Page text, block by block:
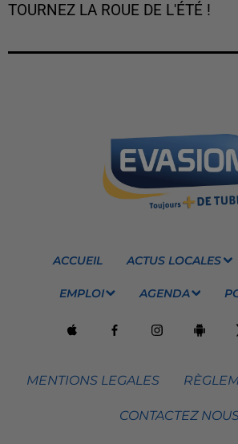
TOURNEZ LA ROUE DE L'ÉTÉ !
ACCUEIL ACTUS LOCALES
EMPLOI AGENDA
MENTIONS LEGALES
CONTACTEZ